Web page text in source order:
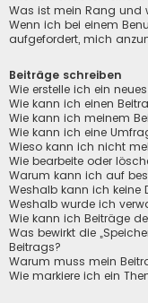
Was ist mein Rang und
Wenn ich bei einem
aufgefordert, mich
Beiträge schreiben
Wie erstelle ich ein
Wie kann ich einen
Wie kann ich meinem
Wie kann ich eine
Wieso kann ich nicht
Wie bearbeite oder
Warum kann ich auf
Weshalb kann ich keine
Weshalb wurde ich
Wie kann ich Beiträge
Was bewirkt die
Beitrags?
Warum muss mein
Wie markiere ich ein